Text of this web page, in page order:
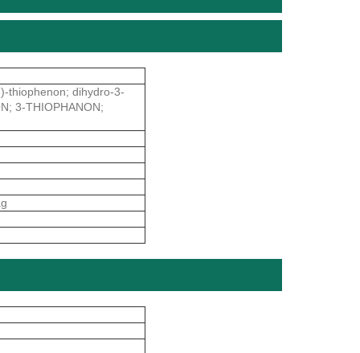
thiophenon; dihydro-3-
3-THIOPHANON;